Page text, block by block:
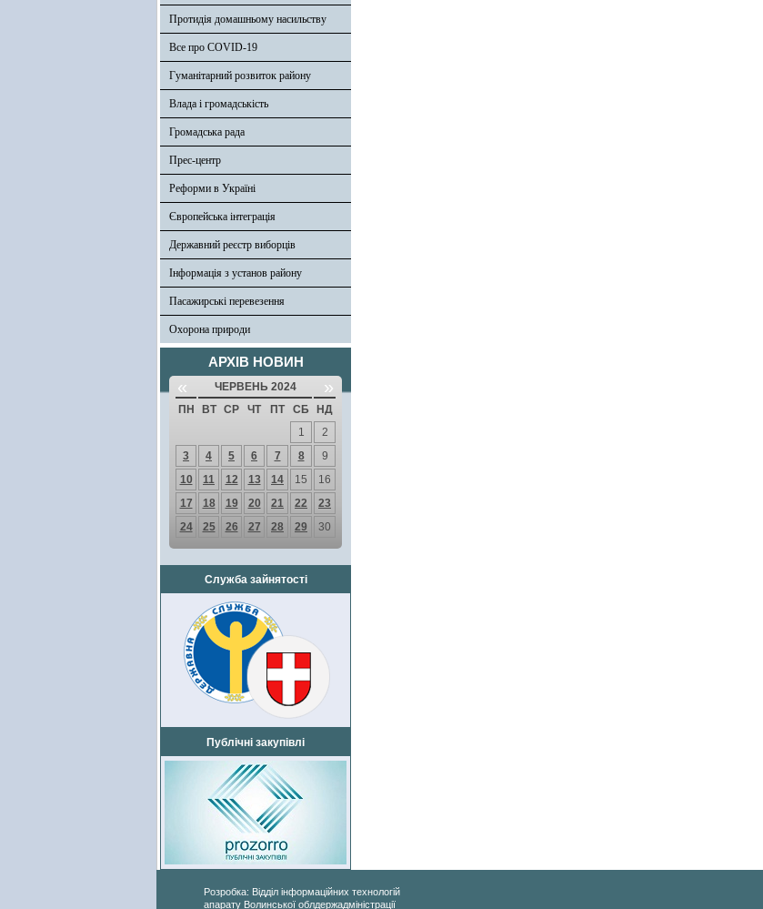
Протидія домашньому насильству
Все про COVID-19
Гуманітарний розвиток району
Влада і громадськість
Громадська рада
Прес-центр
Реформи в Україні
Європейська інтеграція
Державний реєстр виборців
Інформація з установ району
Пасажирські перевезення
Охорона природи
АРХІВ НОВИН
« ЧЕРВЕНЬ 2024 »
ПН ВТ СР ЧТ ПТ СБ
НД
1
2
3
4 5 6 7 8
9
10
11 12 13 14 15
16
17
18 19 20 21 22
23
24
25 26 27 28 29 30
Служба зайнятості
Публічні закупівлі
Розробка: Відділ інформаційних технологій
апарату Волинської облдержадміністрації